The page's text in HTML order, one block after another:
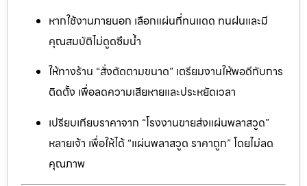
หากใช้งานภายนอก เลือกแผ่นที่ทนแดด ทนฝนและมี
คุณสมบัติไม่ดูดซึมน้ำ
ให้ทางร้าน “สั่งตัดตามขนาด” เตรียมงานให้พอดีกับการ
ติดตั้ง เพื่อลดความเสียหายและประหยัดเวลา
เปรียบเทียบราคาจาก “โรงงานขายส่งแผ่นพลาสวูด”
หลายเจ้า เพื่อให้ได้ “แผ่นพลาสวูด ราคาถูก” โดยไม่ลด
คุณภาพ